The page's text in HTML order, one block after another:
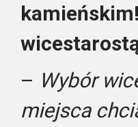
– Wybór
miejsca